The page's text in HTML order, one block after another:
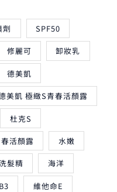
SPF50
修麗可 卸妝乳
德美凱
美凱 極緻S青春活顏露
杜克S
活顏露 水嫩
髮精 海洋
維他命E